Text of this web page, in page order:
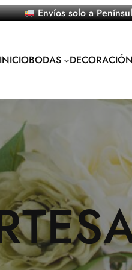
Envíos solo a
INICIOBODAS DECORACIÓN